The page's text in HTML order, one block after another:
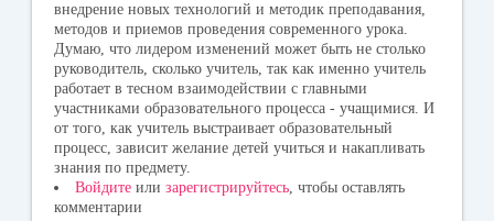
внедрение новых технологий и методик преподавания,
методов и приемов проведения современного урока.
Думаю, что лидером изменений может быть не столько
руководитель, сколько учитель, так как именно учитель
работает в тесном взаимодействии с главными
участниками образовательного процесса - учащимися. И
от того, как учитель выстраивает образовательный
процесс, зависит желание детей учиться и накапливать
знания по предмету.
Войдите или зарегистрируйтесь, чтобы оставлять
комментарии